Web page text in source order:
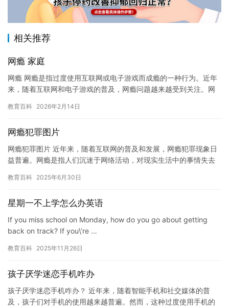
相关推荐
网瘾 家庭
网瘾 网瘾是指过度使用互联网或电子游戏而成瘾的一种行为。近年
来，随着互联网和电子游戏的普及，网瘾问题越来越受到关注。网
生负…
教育百科 2026年2月14日
网瘾犯罪图片
网瘾犯罪图片 近年来，随着互联网的普及和发展，网瘾犯罪现象日
益普遍。网瘾是指人们沉迷于网络活动，对现实生活中的事情失去
利用…
教育百科 2025年6月30日
星期一不上学怎么办英语
If you miss school on Monday, how do you go about getting
back on track? If you\’re …
教育百科 2025年11月26日
孩子厌学迷恋手机咋办
孩子厌学迷恋手机咋办？ 近年来，随着智能手机和社交媒体的普
及，孩子们对手机的使用越来越普遍。然而，这种过度使用手机的